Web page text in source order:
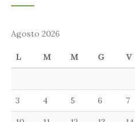
Agosto 2026
L M M G V
3 4 5 6 7